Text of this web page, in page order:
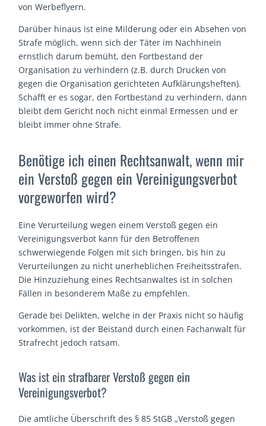
von Werbeflyern.
Darüber hinaus ist eine Milderung oder ein Absehen von
Strafe möglich, wenn sich der Täter im Nachhinein
ernstlich darum bemüht, den Fortbestand der
Organisation zu verhindern (z.B. durch Drucken von
gegen die Organisation gerichteten Aufklärungsheften).
Schafft er es sogar, den Fortbestand zu verhindern, dann
bleibt dem Gericht noch nicht einmal Ermessen und er
bleibt immer ohne Strafe.
Benötige ich einen Rechtsanwalt, wenn mir
ein Verstoß gegen ein Vereinigungsverbot
vorgeworfen wird?
Eine Verurteilung wegen einem Verstoß gegen ein
Vereinigungsverbot kann für den Betroffenen
schwerwiegende Folgen mit sich bringen, bis hin zu
Verurteilungen zu nicht unerheblichen Freiheitsstrafen.
Die Hinzuziehung eines Rechtsanwaltes ist in solchen
Fällen in besonderem Maße zu empfehlen.
Gerade bei Delikten, welche in der Praxis nicht so häufig
vorkommen, ist der Beistand durch einen Fachanwalt für
Strafrecht jedoch ratsam.
Was ist ein strafbarer Verstoß gegen ein
Vereinigungsverbot?
Die amtliche Überschrift des § 85 StGB „Verstoß gegen